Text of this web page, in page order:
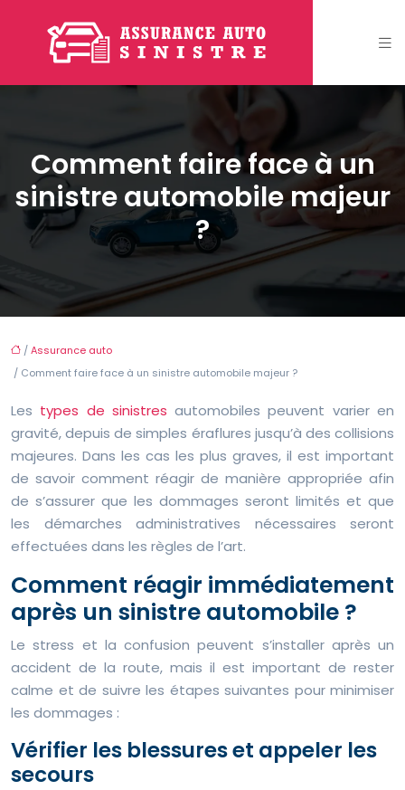
Comment faire face à un
sinistre automobile majeur
?
/Assurance auto
/ Comment faire face à un sinistre automobile majeur ?
Les types de sinistres automobiles peuvent varier en
gravité, depuis de simples éraflures jusqu’à des collisions
majeures. Dans les cas les plus graves, il est important
de savoir comment réagir de manière appropriée afin
de s’assurer que les dommages seront limités et que
les démarches administratives nécessaires seront
effectuées dans les règles de l’art.
Comment réagir immédiatement
après un sinistre automobile ?
Le stress et la confusion peuvent s’installer après un
accident de la route, mais il est important de rester
calme et de suivre les étapes suivantes pour minimiser
les dommages :
Vérifier les blessures et appeler les
secours